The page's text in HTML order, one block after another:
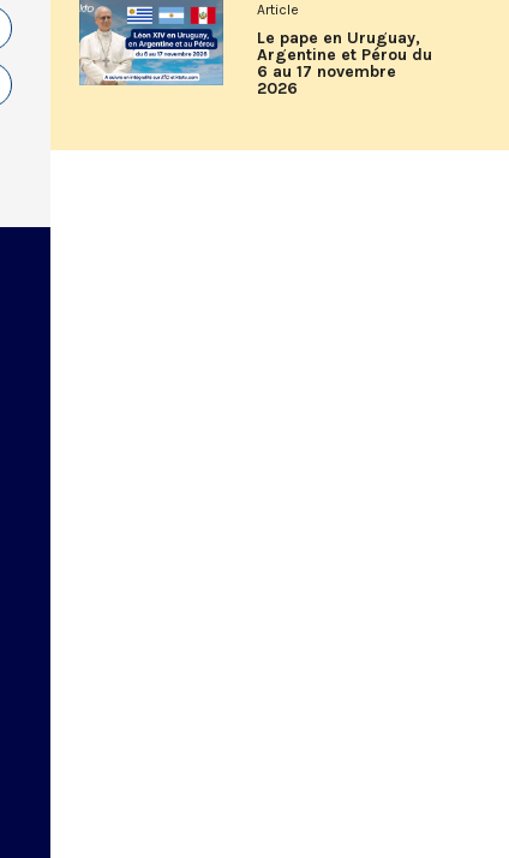
Article
Le pape en Uruguay,
Argentine et Pérou du
6 au 17 novembre
2026